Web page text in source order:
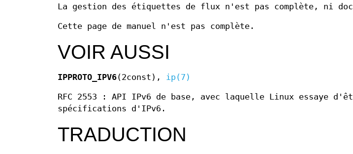
La gestion des étiquettes de flux n'est pas complète, ni
Cette page de manuel n'est pas complète.
VOIR AUSSI
IPPROTO_IPV6(2const), ip(7)
RFC 2553 : API IPv6 de base, avec laquelle Linux essaye
spécifications d'IPv6.
TRADUCTION